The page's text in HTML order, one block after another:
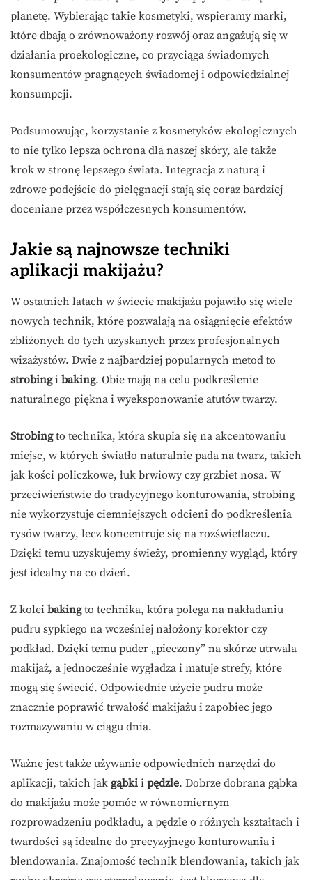
planetę. Wybierając takie kosmetyki, wspieramy marki,
które dbają o zrównoważony rozwój oraz angażują się w
działania proekologiczne, co przyciąga świadomych
konsumentów pragnących świadomej i odpowiedzialnej
konsumpcji.
Podsumowując, korzystanie z kosmetyków ekologicznych
to nie tylko lepsza ochrona dla naszej skóry, ale także
krok w stronę lepszego świata. Integracja z naturą i
zdrowe podejście do pielęgnacji stają się coraz bardziej
doceniane przez współczesnych konsumentów.
Jakie są najnowsze techniki
aplikacji makijażu?
W ostatnich latach w świecie makijażu pojawiło się wiele
nowych technik, które pozwalają na osiągnięcie efektów
zbliżonych do tych uzyskanych przez profesjonalnych
wizażystów. Dwie z najbardziej popularnych metod to
strobingi baking. Obie mają na celu podkreślenie
naturalnego piękna i wyeksponowanie atutów twarzy.
Strobingto technika, która skupia się na akcentowaniu
miejsc, w których światło naturalnie pada na twarz, takich
jak kości policzkowe, łuk brwiowy czy grzbiet nosa. W
przeciwieństwie do tradycyjnego konturowania, strobing
nie wykorzystuje ciemniejszych odcieni do podkreślenia
rysów twarzy, lecz koncentruje się na rozświetlaczu.
Dzięki temu uzyskujemy świeży, promienny wygląd, który
jest idealny na co dzień.
Z kolei bakingto technika, która polega na nakładaniu
pudru sypkiego na wcześniej nałożony korektor czy
podkład. Dzięki temu puder „pieczony” na skórze utrwala
makijaż, a jednocześnie wygładza i matuje strefy, które
mogą się świecić. Odpowiednie użycie pudru może
znacznie poprawić trwałość makijażu i zapobiec jego
rozmazywaniu w ciągu dnia.
Ważne jest także używanie odpowiednich narzędzi do
aplikacji, takich jak gąbki i pędzle. Dobrze dobrana gąbka
do makijażu może pomóc w równomiernym
rozprowadzeniu podkładu, a pędzle o różnych kształtach i
twardości są idealne do precyzyjnego konturowania i
blendowania. Znajomość technik blendowania, takich jak